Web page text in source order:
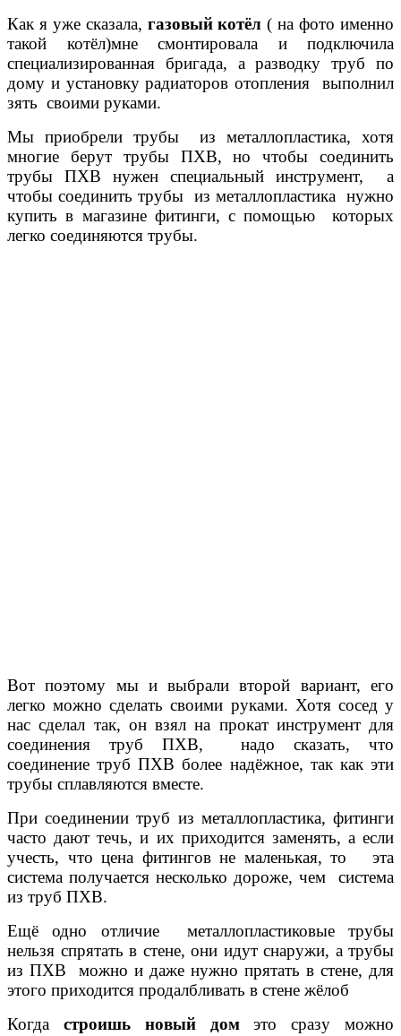
Как я уже сказала, газовый котёл ( на фото именно
такой котёл)мне смонтировала и подключила
специализированная бригада, а разводку труб по
дому и установку радиаторов отопления выполнил
зять своими руками.
Мы приобрели трубы из металлопластика, хотя
многие берут трубы ПХВ, но чтобы соединить
трубы ПХВ нужен специальный инструмент, а
чтобы соединить трубы из металлопластика нужно
купить в магазине фитинги, с помощью которых
легко соединяются трубы.
Вот поэтому мы и выбрали второй вариант, его
легко можно сделать своими руками. Хотя сосед у
нас сделал так, он взял на прокат инструмент для
соединения труб ПХВ, надо сказать, что
соединение труб ПХВ более надёжное, так как эти
трубы сплавляются вместе.
При соединении труб из металлопластика, фитинги
часто дают течь, и их приходится заменять, а если
учесть, что цена фитингов не маленькая, то эта
система получается несколько дороже, чем система
из труб ПХВ.
Ещё одно отличие металлопластиковые трубы
нельзя спрятать в стене, они идут снаружи, а трубы
из ПХВ можно и даже нужно прятать в стене, для
этого приходится продалбливать в стене жёлоб
Когда строишь новый домэто сразу можно